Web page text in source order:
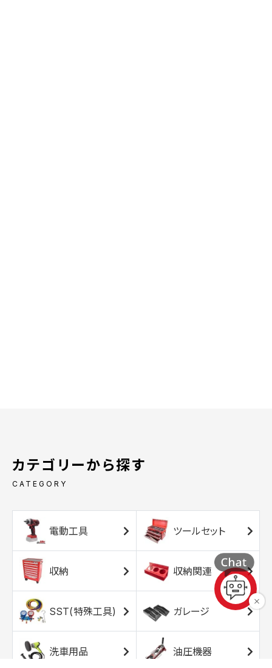
カテゴリーから探す
CATEGORY
電動工具 ツールセット
収納 収納関連
SST(特殊工具) ガレージ
洗車用品 油圧機器